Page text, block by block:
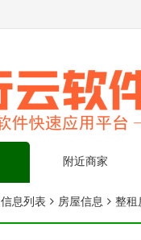
附近商家
信息列表 房屋信息 整租